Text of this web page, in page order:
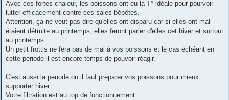
Avec ces fortes chaleur, les poissons ont eu la T° idéale pour pourvoir
lutter efficacement contre ces sales bébêtes.
Attention, ça ne veut pas dire qu'elles ont disparu car si elles ont mal
étaient détruite au printemps, elles feront parler d'elles cet hiver et surtout
au printemps
Un petit frottis ne fera pas de mal à vos poissons et le cas échéant en
cette période il est encore temps de pouvoir réagir.
C'est aussi la période ou il faut préparer vos poissons pour mieux
supporter hiver.
Votre filtration est au top de fonctionnement